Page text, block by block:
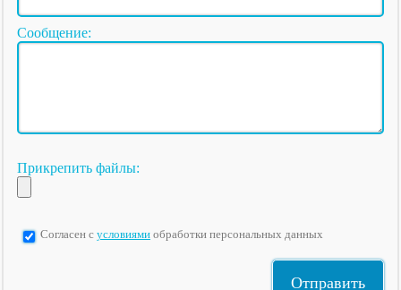
Сообщение:
Прикрепить файлы:
Согласен с условиями обработки персональных данных